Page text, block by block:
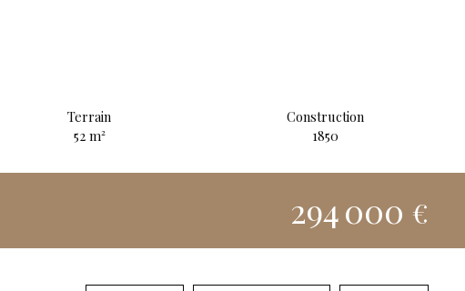
Terrain
52 m²
Construction
1850
294 000 €